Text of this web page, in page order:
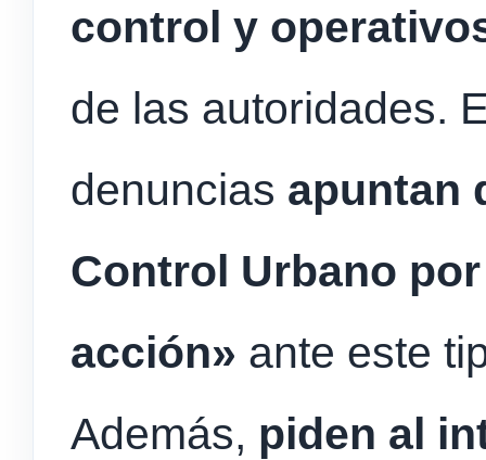
control y
de las autoridades.
denuncias apuntan
Control Urbano
acción» ante este
Además, piden al